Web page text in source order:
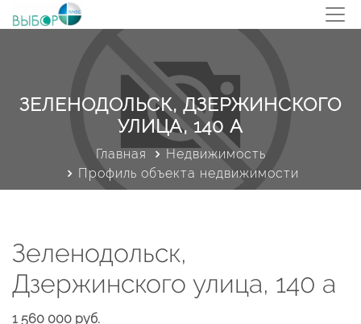
ЗЕЛЕНОДОЛЬСК, ДЗЕРЖИНСКОГО
УЛИЦА, 140 А
Главная
Недвижимость
Профиль объекта недвижимости
Зеленодольск,
Дзержинского улица, 140 а
1 560 000 руб.